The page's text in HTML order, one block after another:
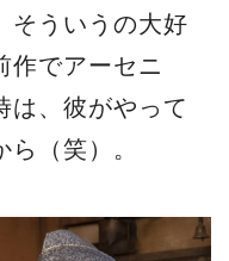
そういうの大好
作でアーセニ
は、彼がやって
（笑）。